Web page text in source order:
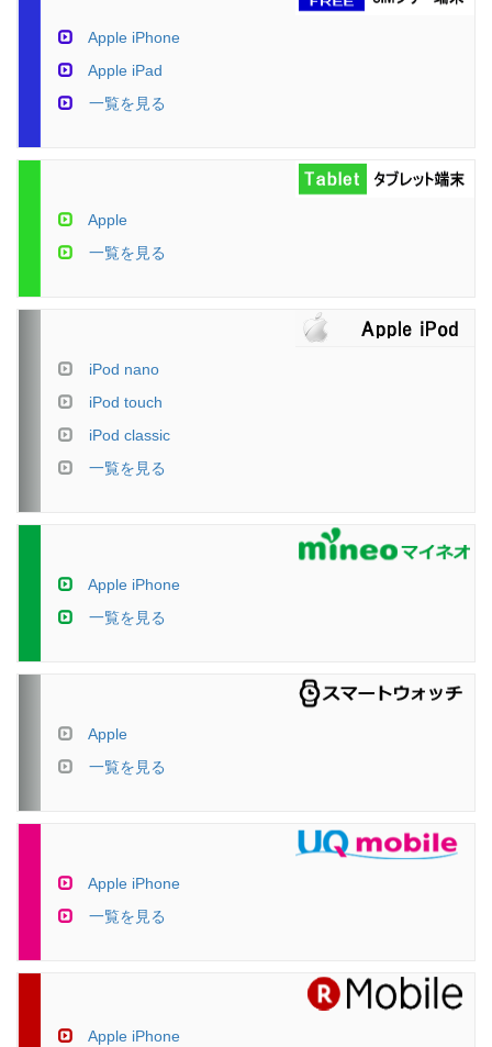
Apple iPhone
Apple iPad
一覧を見る
Apple
一覧を見る
iPod nano
iPod touch
iPod classic
一覧を見る
Apple iPhone
一覧を見る
Apple
一覧を見る
Apple iPhone
一覧を見る
Apple iPhone